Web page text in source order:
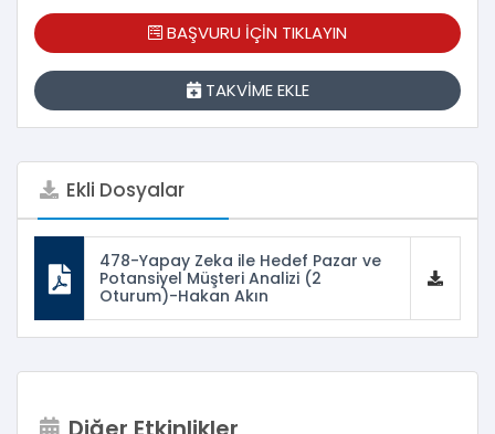
BAŞVURU İÇİN TIKLAYIN
TAKVİME EKLE
Ekli Dosyalar
478-Yapay Zeka ile Hedef Pazar ve
Potansiyel Müşteri Analizi (2
Oturum)-Hakan Akın